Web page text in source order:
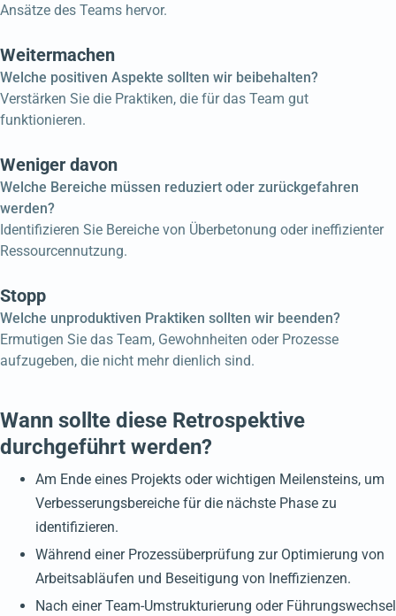
Ansätze des Teams hervor.
Weitermachen
Welche positiven Aspekte sollten wir beibehalten?
Verstärken Sie die Praktiken, die für das Team gut
funktionieren.
Weniger davon
Welche Bereiche müssen reduziert oder zurückgefahren
werden?
Identifizieren Sie Bereiche von Überbetonung oder ineffizienter
Ressourcennutzung.
Stopp
Welche unproduktiven Praktiken sollten wir beenden?
Ermutigen Sie das Team, Gewohnheiten oder Prozesse
aufzugeben, die nicht mehr dienlich sind.
Wann sollte diese Retrospektive
durchgeführt werden?
Am Ende eines Projekts oder wichtigen Meilensteins, um
Verbesserungsbereiche für die nächste Phase zu
identifizieren.
Während einer Prozessüberprüfung zur Optimierung von
Arbeitsabläufen und Beseitigung von Ineffizienzen.
Nach einer Team-Umstrukturierung oder Führungswechsel